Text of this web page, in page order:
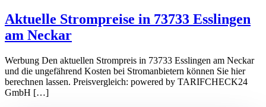
Aktuelle Strompreise in 73733 Esslingen
am Neckar
Werbung Den aktuellen Strompreis in 73733 Esslingen am Neckar
und die ungefährend Kosten bei Stromanbietern können Sie hier
berechnen lassen. Preisvergleich: powered by TARIFCHECK24
GmbH […]